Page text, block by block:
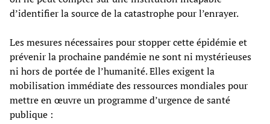
d’identifier la source de la catastrophe pour l’enrayer.
Les mesures nécessaires pour stopper cette épidémie et
prévenir la prochaine pandémie ne sont ni mystérieuses
ni hors de portée de l’humanité. Elles exigent la
mobilisation immédiate des ressources mondiales pour
mettre en œuvre un programme d’urgence de santé
publique :